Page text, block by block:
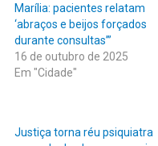
Marília: pacientes relatam
‘abraços e beijos forçados
durante consultas’”
16 de outubro de 2025
Em "Cidade"
Justiça torna réu psiquiatra